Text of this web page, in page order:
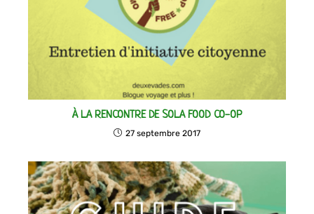
À LA RENCONTRE DE SOLA FOOD CO-OP
27 septembre 2017